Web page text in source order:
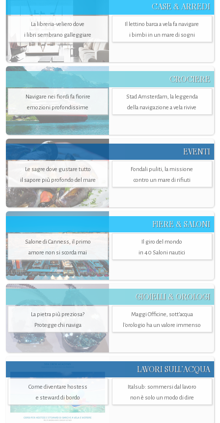
CASE & ARREDI
La libreria-veliero dove
i libri sembrano galleggiare
Il lettino barca a vela fa navigare
i bimbi in un mare di sogni
CROCIERE
Navigare nei fiordi fa fiorire
emozioni profondissime
Stad Amsterdam, la leggenda
della navigazione a vela rivive
EVENTI
Le sagre dove gustare tutto
il sapore più profondo del mare
Fondali puliti, la missione
contro un mare di rifiuti
FIERE & SALONI
Salone di Canness, il primo
amore non si scorda mai
Il giro del mondo
in 40 Saloni nautici
GIOIELLI & OROLOGI
La pietra più preziosa?
Protegge chi naviga
Maggi Officine, sott’acqua
l'orologio ha un valore immenso
LAVORI SULL’ACQUA
Come diventare hostess
e steward di bordo
Italsub: sommersi dal lavoro
non è solo un modo di dire